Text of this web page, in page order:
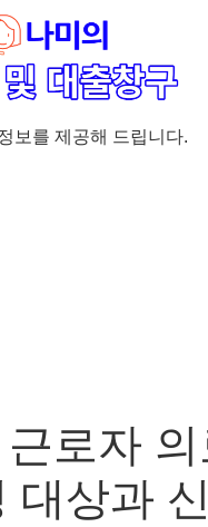
보를 제공해 드립니다.
로자
대상과